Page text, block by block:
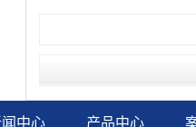
中心 产品中心